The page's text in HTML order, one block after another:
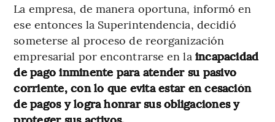
La empresa, de manera oportuna, informó en
ese entonces la Superintendencia, decidió
someterse al proceso de reorganización
empresarial por encontrarse en la incapacidad
de pago inminente para atender su pasivo
corriente, con lo que evita estar en cesación
de pagos y logra honrar sus obligaciones y